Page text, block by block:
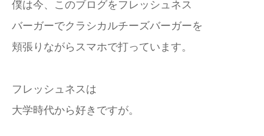
僕は今、このブログをフレッシュネス
バーガーでクラシカルチーズバーガーを
頬張りながらスマホで打っています。
フレッシュネスは
大学時代から好きですが。